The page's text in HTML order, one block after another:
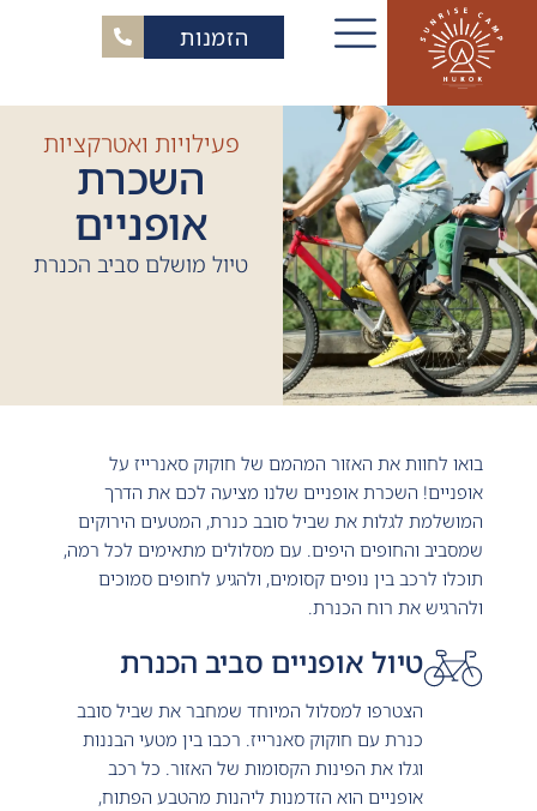
הזמנות
פעילויות ואטרקציות
השכרת
אופניים
טיול מושלם סביב הכנרת
בואו לחוות את האזור המהמם של חוקוק סאנרייז על
אופניים! השכרת אופניים שלנו מציעה לכם את הדרך
המושלמת לגלות את שביל סובב כנרת, המטעים הירוקים
שמסביב והחופים היפים. עם מסלולים מתאימים לכל רמה,
תוכלו לרכב בין נופים קסומים, ולהגיע לחופים סמוכים
ולהרגיש את רוח הכנרת.
טיול אופניים סביב הכנרת
הצטרפו למסלול המיוחד שמחבר את שביל סובב
כנרת עם חוקוק סאנרייז. רכבו בין מטעי הבננות
וגלו את הפינות הקסומות של האזור. כל רכב
אופניים הוא הזדמנות ליהנות מהטבע הפתוח,